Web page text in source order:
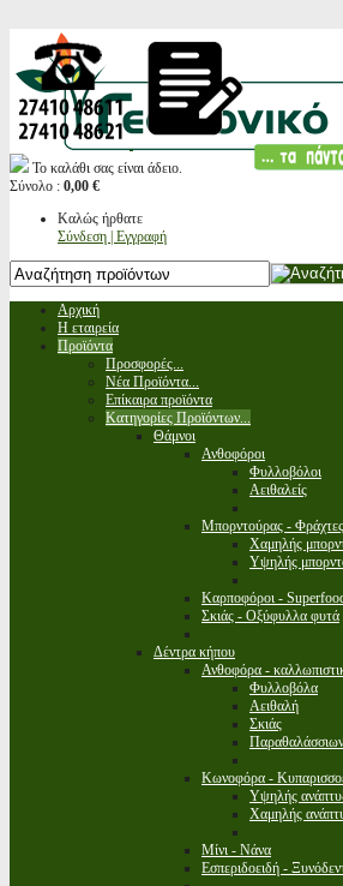
Το καλάθι σας είναι άδειο.
Σύνολο : 0,00 €
Καλώς ήρθατε
Σύνδεση | Εγγραφή
Αρχική
Η εταιρεία
Προϊόντα
Προσφορές...
Νέα Προϊόντα...
Επίκαιρα προϊόντα
Κατηγορίες Προϊόντων...
Θάμνοι
Ανθοφόροι
Φυλλοβόλοι
Αειθαλείς
Μπορντούρας - Φράχτες
Χαμηλής
Υψηλής
Καρποφόροι -
Σκιάς - Οξύφυλλα φυτά
Δέντρα κήπου
Ανθοφόρα -
Φυλλοβόλα
Αειθαλή
Σκιάς
Κωνοφόρα -
Υψηλής
Χαμηλής
Μίνι - Νάνα
Εσπεριδοειδή -